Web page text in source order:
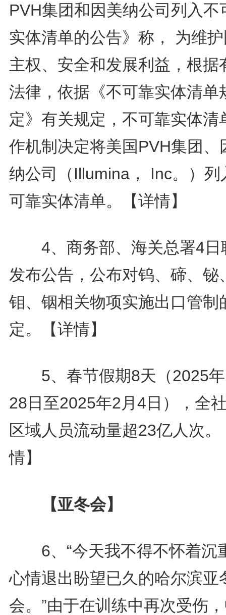
PVH集团和因美纳公司列入不
实体清单的公告》称， 为维
主权、安全和发展利益，根据
法律，依据《不可靠实体清单
定》有关规定，不可靠实体清
作机制决定将美国PVH集团、
纳公司（Illumina， Inc。）列
可靠实体清单。
【详情】
4、商务部、海关总署4日
发布公告，公布对钨、碲、铋
钼、铟相关物项实施出口管制
定。
【详情】
5、春节假期8天（2025
28日至2025年2月4日），全
区域人员流动量超23亿人次。
情】
【亚冬会】
6、“今天我不得不怀着沉
心情退出盼望已久的哈尔滨亚
会。”由于在训练中再次受伤